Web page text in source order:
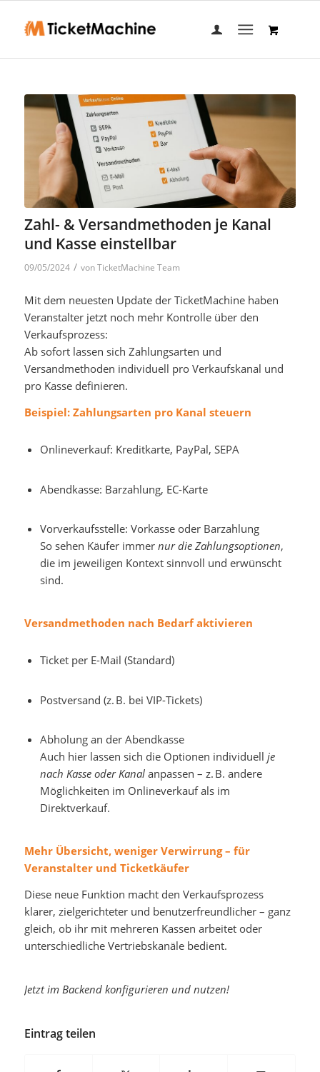
Zahl- & Versandmethoden je Kanal
und Kasse einstellbar
09/05/2024 / vonTicketMachine Team
Mit dem neuesten Update der TicketMachine haben
Veranstalter jetzt noch mehr Kontrolle über den
Verkaufsprozess:
Ab sofort lassen sich Zahlungsarten und
Versandmethoden individuell pro Verkaufskanal und
pro Kasse definieren.
Beispiel: Zahlungsarten pro Kanal steuern
Onlineverkauf: Kreditkarte, PayPal, SEPA
Abendkasse: Barzahlung, EC-Karte
Vorverkaufsstelle: Vorkasse oder Barzahlung
So sehen Käufer immer nur die Zahlungsoptionen,
die im jeweiligen Kontext sinnvoll und erwünscht
sind.
Versandmethoden nach Bedarf aktivieren
Ticket per E-Mail (Standard)
Postversand (z. B. bei VIP-Tickets)
Abholung an der Abendkasse
Auch hier lassen sich die Optionen individuell je
nach Kasse oder Kanalanpassen – z. B. andere
Möglichkeiten im Onlineverkauf als im
Direktverkauf.
Mehr Übersicht, weniger Verwirrung – für
Veranstalter und Ticketkäufer
Diese neue Funktion macht den Verkaufsprozess
klarer, zielgerichteter und benutzerfreundlicher – ganz
gleich, ob ihr mit mehreren Kassen arbeitet oder
unterschiedliche Vertriebskanäle bedient.
Jetzt im Backend konfigurieren und nutzen!
Eintrag teilen